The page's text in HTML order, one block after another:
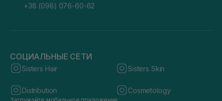
+38 (098) 076-60-62
СОЦИАЛЬНЫЕ СЕТИ
Sisters Hair Sisters Skin
Distribution Cosmetology